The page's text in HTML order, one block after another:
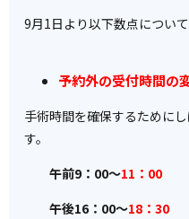
9月1日より以下数点につい
予約外の受付時間の
手術時間を確保するために
す。
午前9：00～11：00
午後16：00～18：30